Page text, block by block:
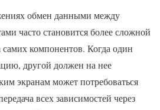
обмен данными между
часто становится более сложной
самих компонентов. Когда один
другой должен на нее
экранам может потребоваться
всех зависимостей через